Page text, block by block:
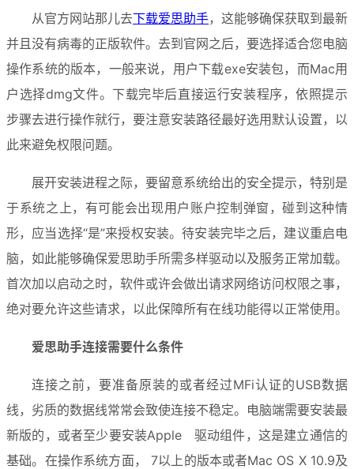
从官方网站那儿去下载爱思助手，这能够确保获取到最新
并且没有病毒的正版软件。去到官网之后，要选择适合您电脑
操作系统的版本，一般来说，用户下载exe安装包，而Mac用
户选择dmg文件。下载完毕后直接运行安装程序，依照提示
步骤去进行操作就行，要注意安装路径最好选用默认设置，以
此来避免权限问题。
展开安装进程之际，要留意系统给出的安全提示，特别是
于系统之上，有可能会出现用户账户控制弹窗，碰到这种情
形，应当选择“是”来授权安装。待安装完毕之后，建议重启电
脑，如此能够确保爱思助手所需多样驱动以及服务正常加载。
首次加以启动之时，软件或许会做出请求网络访问权限之事，
绝对要允许这些请求，以此保障所有在线功能得以正常使用。
爱思助手连接需要什么条件
连接之前，要准备原装的或者经过MFi认证的USB数据
线，劣质的数据线常常会致使连接不稳定。电脑端需要安装最
新版的，或者至少要安装Apple   驱动组件，这是建立通信的
基础。在操作系统方面， 7以上的版本或者Mac OS X 10.9及